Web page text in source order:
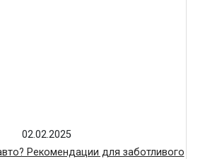
02.02.2025
Рекомендации для заботливого